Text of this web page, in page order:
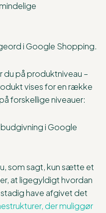
i Google Shopping.
du på produktniveau –
vises for en række
forskellige niveauer:
som sagt, kun sætte et
at ligegyldigt hvordan
have afgivet det
der muliggør